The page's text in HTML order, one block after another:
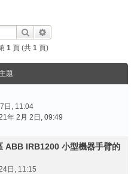
搜尋
1頁 (共 1頁)
主題
日, 11:04
年 2月 2日, 09:49
ABB IRB1200 小型機器手臂的
日, 11:15